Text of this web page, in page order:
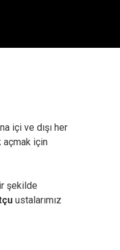
içi ve dışı her
açmak için
şekilde
ustalarımız